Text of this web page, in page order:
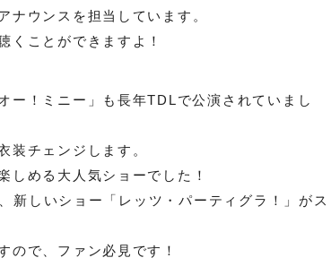
ナウンスを担当しています。
くことができますよ！
ー！ミニー」も長年TDLで公演されていまし
装チェンジします。
しめる大人気ショーでした！
新しいショー「レッツ・パーティグラ！」がス
ので、ファン必見です！